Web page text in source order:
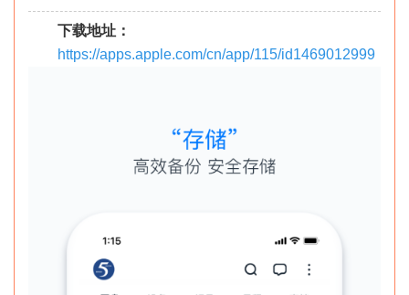
下载地址：
https://apps.apple.com/cn/app/115/id1469012999